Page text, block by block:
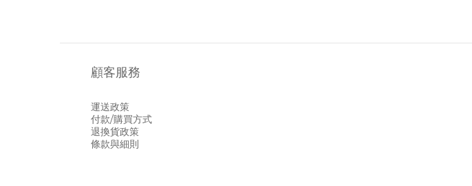
顧客服務
運送政策
付款/購買方式
退換貨政策
條款與細則